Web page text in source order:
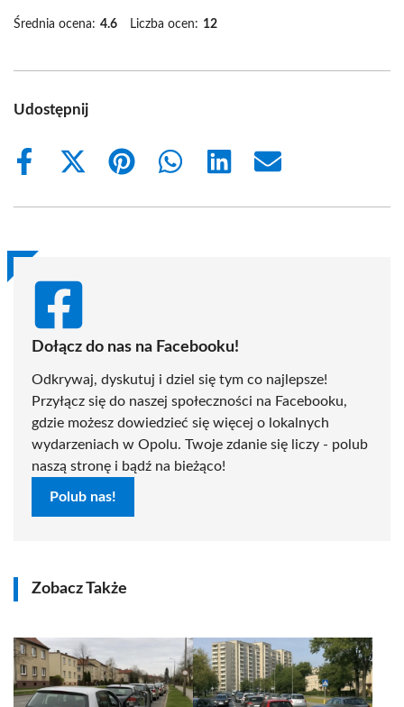
Średnia ocena: 4.6 Liczba ocen: 12
Udostępnij
Share
Share
(Twitter)
Share
Share
Share
Share
Dołącz do nas na Facebooku!
Odkrywaj, dyskutuj i dziel się tym co najlepsze!
Przyłącz się do naszej społeczności na Facebooku,
gdzie możesz dowiedzieć się więcej o lokalnych
wydarzeniach w Opolu. Twoje zdanie się liczy - polub
naszą stronę i bądź na bieżąco!
Polub nas!
Zobacz Także